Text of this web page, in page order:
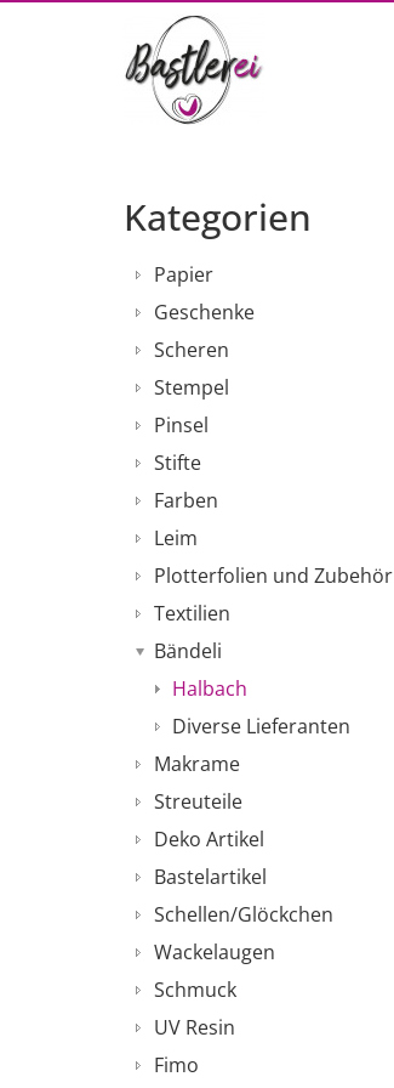
Kategorien
Papier
Geschenke
Scheren
Stempel
Pinsel
Stifte
Farben
Leim
Plotterfolien und Zubehör
Textilien
Bändeli
Halbach
Diverse Lieferanten
Makrame
Streuteile
Deko Artikel
Bastelartikel
Schellen/Glöckchen
Wackelaugen
Schmuck
UV Resin
Fimo